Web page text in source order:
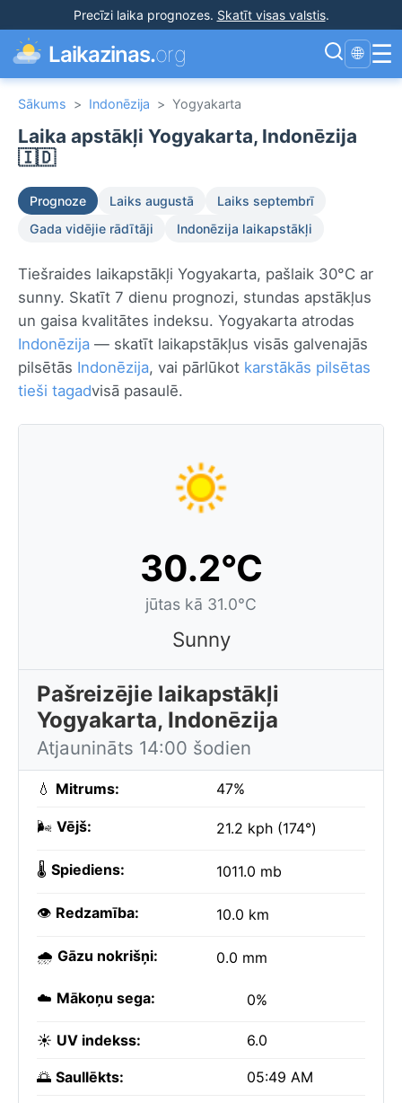
Precīzi laika prognozes. Skatīt visas valstis.
Laikazinas.org 🌐 ☰
Sākums > Indonēzija > Yogyakarta
Laika apstākļi Yogyakarta, Indonēzija
🇮🇩
Prognoze Laiks augustā
Laiks septembrī
Gada vidējie rādītāji
Indonēzija laikapstākļi
Tiešraides laikapstākļi Yogyakarta, pašlaik 30°C ar
sunny. Skatīt 7 dienu prognozi, stundas apstākļus
un gaisa kvalitātes indeksu. Yogyakarta atrodas
Indonēzija — skatīt laikapstākļus visās galvenajās
pilsētās Indonēzija, vai pārlūkot karstākās pilsētas
tieši tagadvisā pasaulē.
30.2°C
jūtas kā 31.0°C
Sunny
Pašreizējie laikapstākļi
Yogyakarta, Indonēzija
Atjaunināts 14:00 šodien
💧 Mitrums: 47%
🌬️ Vējš: 21.2 kph (174°)
🌡️ Spiediens: 1011.0 mb
👁️ Redzamība: 10.0 km
🌧️ Gāzu nokrišņi: 0.0 mm
☁️ Mākoņu sega: 0%
☀️ UV indekss: 6.0
🌅 Saullēkts: 05:49 AM